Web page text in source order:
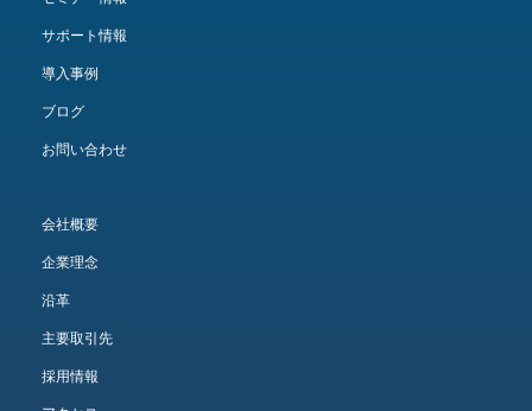
サポート情報
導入事例
ブログ
お問い合わせ
会社概要
企業理念
沿革
主要取引先
採用情報